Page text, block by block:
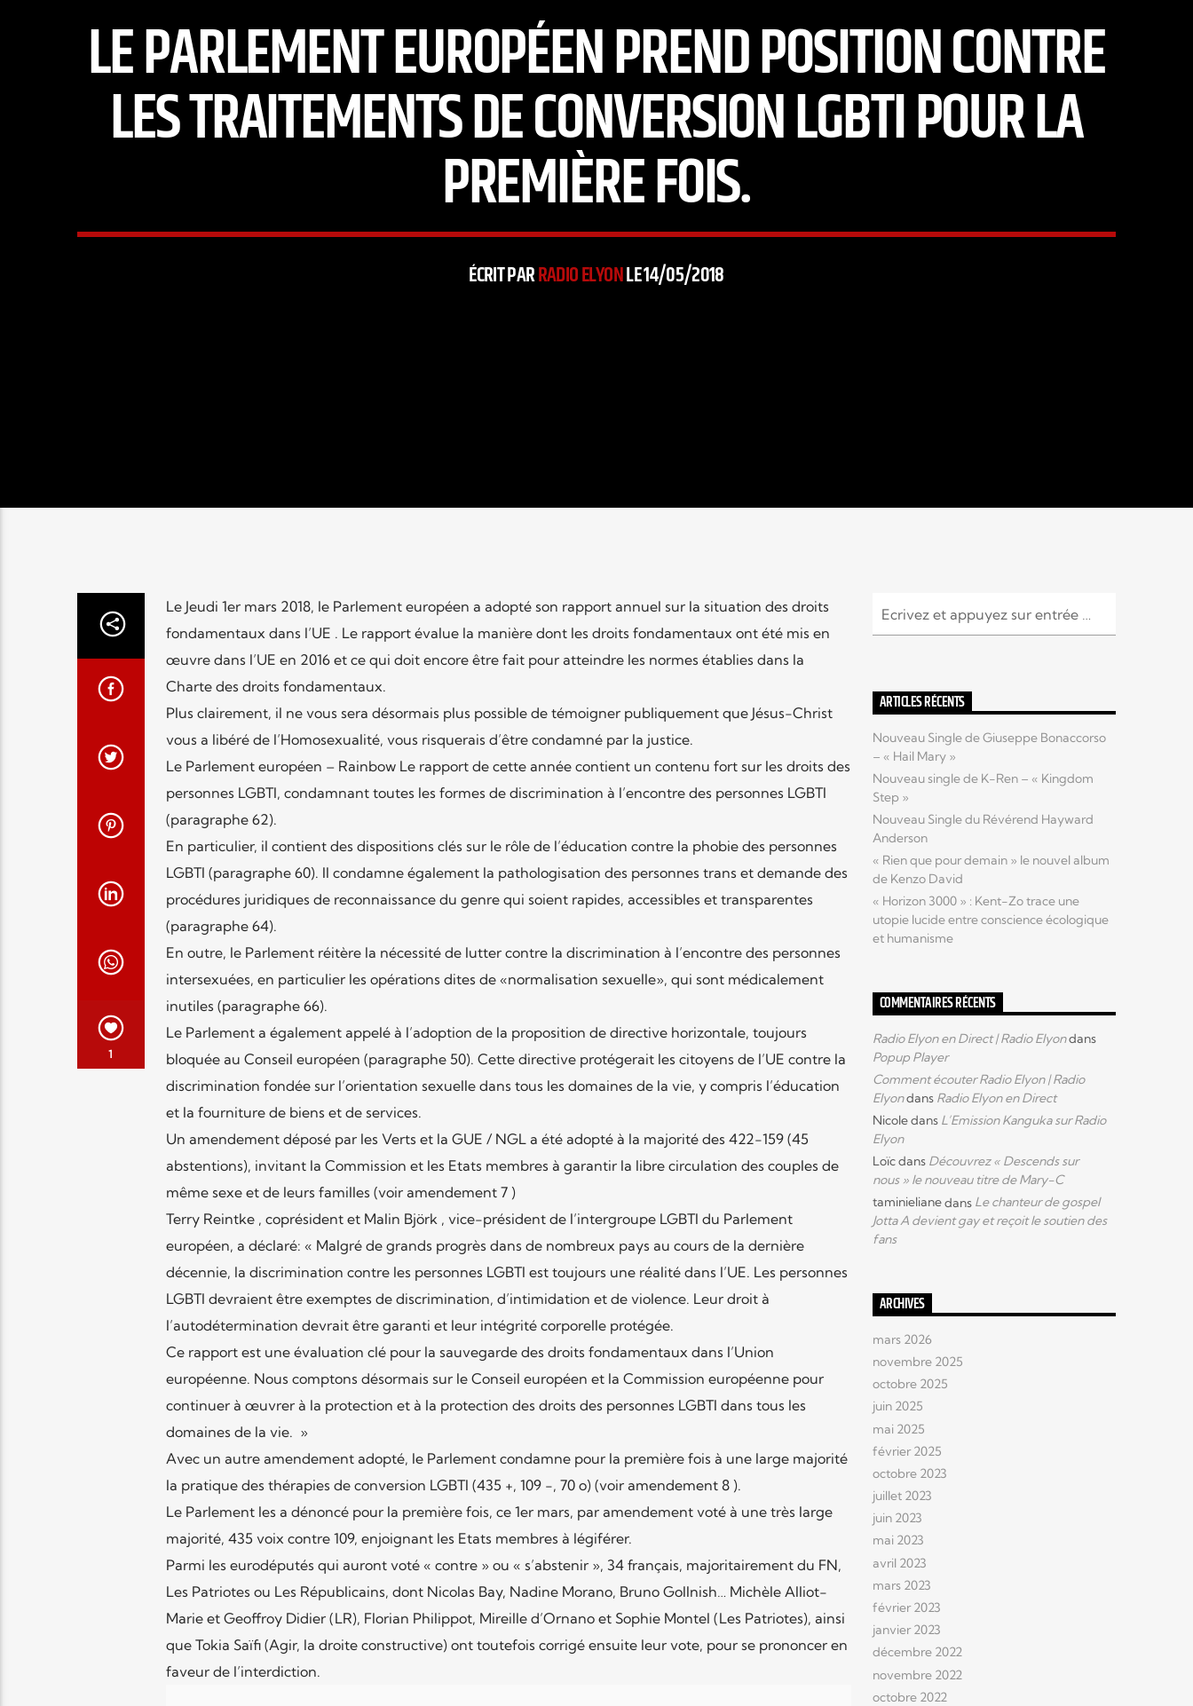
LE PARLEMENT EUROPÉEN PREND POSITION CONTRE
LES TRAITEMENTS DE CONVERSION LGBTI POUR LA
PREMIÈRE FOIS.
ÉCRIT PARRADIO ELYONLE 14/05/2018
1
Le Jeudi 1er mars 2018, le Parlement européen a adopté son rapport annuel sur la situation des droits
fondamentaux dans l’UE . Le rapport évalue la manière dont les droits fondamentaux ont été mis en
œuvre dans l’UE en 2016 et ce qui doit encore être fait pour atteindre les normes établies dans la
Charte des droits fondamentaux.
Plus clairement, il ne vous sera désormais plus possible de témoigner publiquement que Jésus-Christ
vous a libéré de l’Homosexualité, vous risquerais d’être condamné par la justice.
Le Parlement européen – Rainbow Le rapport de cette année contient un contenu fort sur les droits des
personnes LGBTI, condamnant toutes les formes de discrimination à l’encontre des personnes LGBTI
(paragraphe 62).
En particulier, il contient des dispositions clés sur le rôle de l’éducation contre la phobie des personnes
LGBTI (paragraphe 60). Il condamne également la pathologisation des personnes trans et demande des
procédures juridiques de reconnaissance du genre qui soient rapides, accessibles et transparentes
(paragraphe 64).
En outre, le Parlement réitère la nécessité de lutter contre la discrimination à l’encontre des personnes
intersexuées, en particulier les opérations dites de «normalisation sexuelle», qui sont médicalement
inutiles (paragraphe 66).
Le Parlement a également appelé à l’adoption de la proposition de directive horizontale, toujours
bloquée au Conseil européen (paragraphe 50). Cette directive protégerait les citoyens de l’UE contre la
discrimination fondée sur l’orientation sexuelle dans tous les domaines de la vie, y compris l’éducation
et la fourniture de biens et de services.
Un amendement déposé par les Verts et la GUE / NGL a été adopté à la majorité des 422-159 (45
abstentions), invitant la Commission et les Etats membres à garantir la libre circulation des couples de
même sexe et de leurs familles (voir amendement 7 )
Terry Reintke , coprésident et Malin Björk , vice-président de l’intergroupe LGBTI du Parlement
européen, a déclaré: « Malgré de grands progrès dans de nombreux pays au cours de la dernière
décennie, la discrimination contre les personnes LGBTI est toujours une réalité dans l’UE. Les personnes
LGBTI devraient être exemptes de discrimination, d’intimidation et de violence. Leur droit à
l’autodétermination devrait être garanti et leur intégrité corporelle protégée.
Ce rapport est une évaluation clé pour la sauvegarde des droits fondamentaux dans l’Union
européenne. Nous comptons désormais sur le Conseil européen et la Commission européenne pour
continuer à œuvrer à la protection et à la protection des droits des personnes LGBTI dans tous les
domaines de la vie. »
Avec un autre amendement adopté, le Parlement condamne pour la première fois à une large majorité
la pratique des thérapies de conversion LGBTI (435 +, 109 -, 70 o) (voir amendement 8 ).
Le Parlement les a dénoncé pour la première fois, ce 1er mars, par amendement voté à une très large
majorité, 435 voix contre 109, enjoignant les Etats membres à légiférer.
Parmi les eurodéputés qui auront voté « contre » ou « s’abstenir », 34 français, majoritairement du FN,
Les Patriotes ou Les Républicains, dont Nicolas Bay, Nadine Morano, Bruno Gollnish… Michèle Alliot-
Marie et Geoffroy Didier (LR), Florian Philippot, Mireille d’Ornano et Sophie Montel (Les Patriotes), ainsi
que Tokia Saïfi (Agir, la droite constructive) ont toutefois corrigé ensuite leur vote, pour se prononcer en
faveur de l’interdiction.
ARTICLES RÉCENTS
Nouveau Single de Giuseppe Bonaccorso
– « Hail Mary »
Nouveau single de K-Ren – « Kingdom
Step »
Nouveau Single du Révérend Hayward
Anderson
« Rien que pour demain » le nouvel album
de Kenzo David
« Horizon 3000 » : Kent-Zo trace une
utopie lucide entre conscience écologique
et humanisme
COMMENTAIRES RÉCENTS
Radio Elyon en Direct | Radio Elyondans
Popup Player
Comment écouter Radio Elyon | Radio
Elyondans Radio Elyon en Direct
Nicoledans L’Emission Kanguka sur Radio
Elyon
Loïcdans Découvrez « Descends sur
nous » le nouveau titre de Mary-C
taminielianedans Le chanteur de gospel
Jotta A devient gay et reçoit le soutien des
fans
ARCHIVES
mars 2026
novembre 2025
octobre 2025
juin 2025
mai 2025
février 2025
octobre 2023
juillet 2023
juin 2023
mai 2023
avril 2023
mars 2023
février 2023
janvier 2023
décembre 2022
novembre 2022
octobre 2022